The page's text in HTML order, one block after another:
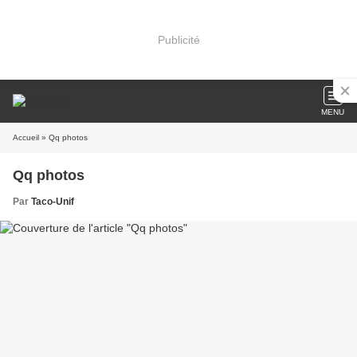
Publicité
MENU
Accueil » Qq photos
Qq photos
Par Taco-Unif